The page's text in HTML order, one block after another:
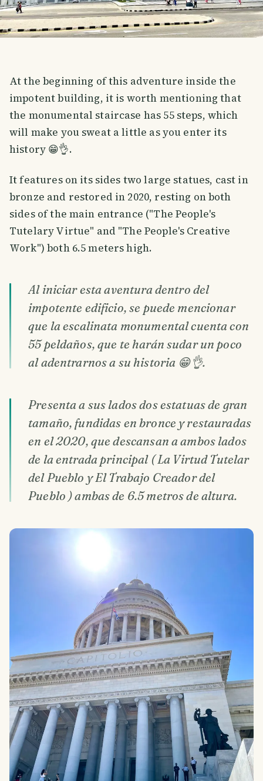
At the beginning of this adventure inside the
impotent building, it is worth mentioning that
the monumental staircase has 55 steps, which
will make you sweat a little as you enter its
history 😁👌.
It features on its sides two large statues, cast in
bronze and restored in 2020, resting on both
sides of the main entrance ("The People's
Tutelary Virtue" and "The People's Creative
Work") both 6.5 meters high.
Al iniciar esta aventura dentro del
impotente edificio, se puede mencionar
que la escalinata monumental cuenta con
55 peldaños, que te harán sudar un poco
al adentrarnos a su historia 😁👌.
Presenta a sus lados dos estatuas de gran
tamaño, fundidas en bronce y restauradas
en el 2020, que descansan a ambos lados
de la entrada principal ( La Virtud Tutelar
del Pueblo y El Trabajo Creador del
Pueblo ) ambas de 6.5 metros de altura.